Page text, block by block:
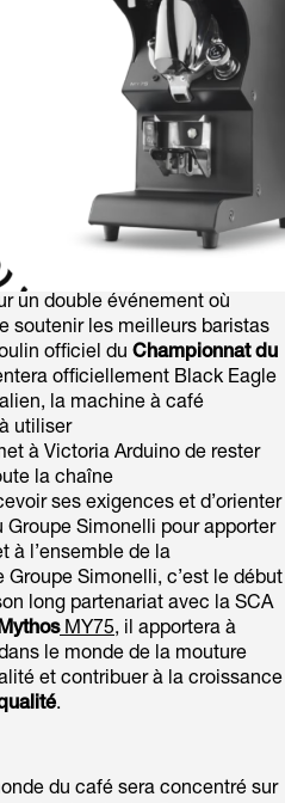
un double événement où
soutenir les meilleurs baristas
officiel du Championnat du
officiellement Black Eagle
la machine à café
utiliser
à Victoria Arduino de rester
la chaîne
ses exigences et d’orienter
Groupe Simonelli pour apporter
à l’ensemble de la
Groupe Simonelli, c’est le début
long partenariat avec la SCA
MY75, il apportera à
le monde de la mouture
et contribuer à la croissance
.
du café sera concentré sur